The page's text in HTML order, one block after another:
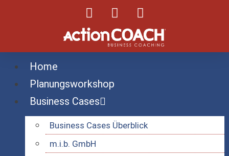
Home
Planungsworkshop
Business Cases
Business Cases Überblick
m.i.b. GmbH